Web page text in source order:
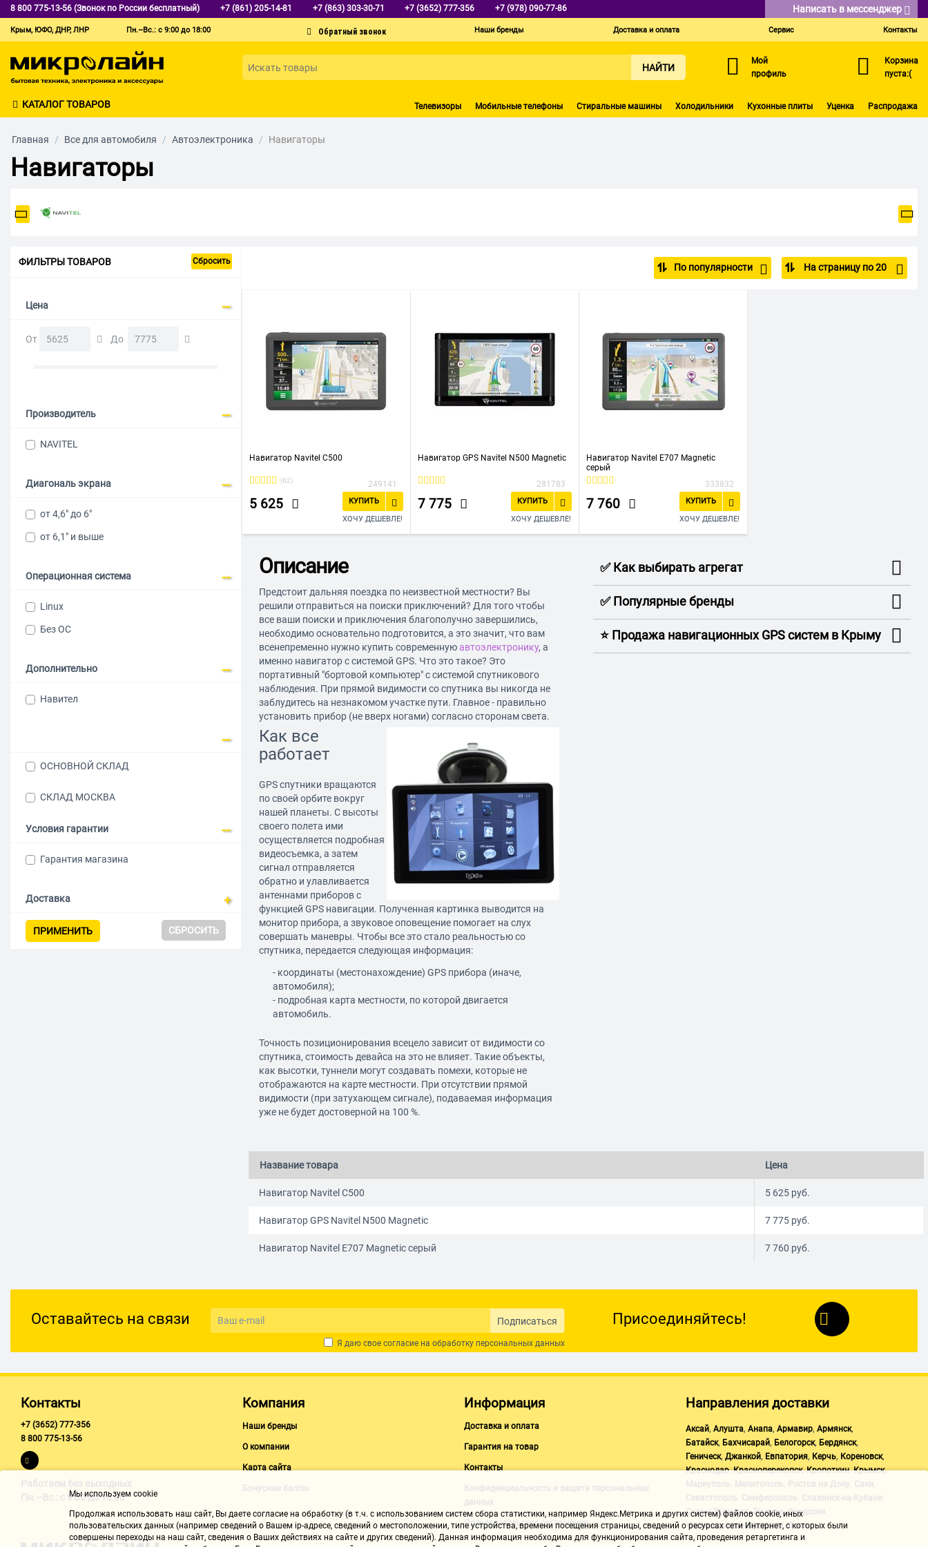
8 800 775-13-56 (Звонок по России бесплатный) +7 (861) 205-14-81 +7 (863) 303-30-71 +7 (3652) 777-356 +7 (978) 090-77-86 Написать в мессенджер
Крым, ЮФО, ДНР, ЛНР Пн.–Вс.: с 9:00 до 18:00 Наши бренды Доставка и оплата Сервис Контакты
НАЙТИ
Мой
профиль
Корзина
пуста:(
КАТАЛОГ ТОВАРОВ Телевизоры Мобильные телефоны Стиральные машины Холодильники Кухонные плиты Уценка Распродажа
Главная / Все для автомобиля / Автоэлектроника / Навигаторы
Навигаторы
ФИЛЬТРЫ ТОВАРОВ Сбросить
Цена
От До
Производитель
NAVITEL
Диагональ экрана
от 4,6" до 6"
от 6,1" и выше
Операционная система
Linux
Без ОС
Дополнительно
Навител
ОСНОВНОЙ СКЛАД
СКЛАД МОСКВА
Условия гарантии
Гарантия магазина
Доставка
ПРИМЕНИТЬ СБРОСИТЬ
По популярности На страницу по 20
Навигатор Navitel C500
(62) 249141
5 625
КУПИТЬ
ХОЧУ ДЕШЕВЛЕ!
Навигатор GPS Navitel N500 Magnetic
281783
7 775
КУПИТЬ
ХОЧУ ДЕШЕВЛЕ!
Навигатор Navitel E707 Magnetic
серый
333832
7 760
КУПИТЬ
ХОЧУ ДЕШЕВЛЕ!
Описание
Предстоит дальняя поездка по неизвестной местности? Вы
решили отправиться на поиски приключений? Для того чтобы
все ваши поиски и приключения благополучно завершились,
необходимо основательно подготовится, а это значит, что вам
всенепременно нужно купить современнуюавтоэлектронику, а
именно навигатор с системой GPS. Что это такое? Это
портативный "бортовой компьютер" с системой спутникового
наблюдения. При прямой видимости со спутника вы никогда не
заблудитесь на незнакомом участке пути. Главное - правильно
установить прибор (не вверх ногами) согласно сторонам света.
Как все
работает
GPS спутники вращаются
по своей орбите вокруг
нашей планеты. С высоты
своего полета ими
осуществляется подробная
видеосъемка, а затем
сигнал отправляется
обратно и улавливается
антеннами приборов с
функцией GPS навигации. Полученная картинка выводится на
монитор прибора, а звуковое оповещение помогает на слух
совершать маневры. Чтобы все это стало реальностью со
спутника, передается следующая информация:
- координаты (местонахождение) GPS прибора (иначе,
автомобиля);
- подробная карта местности, по которой двигается
автомобиль.
Точность позиционирования всецело зависит от видимости со
спутника, стоимость девайса на это не влияет. Такие объекты,
как высотки, туннели могут создавать помехи, которые не
отображаются на карте местности. При отсутствии прямой
видимости (при затухающем сигнале), подаваемая информация
уже не будет достоверной на 100 %.
✅ Как выбирать агрегат
✅ Популярные бренды
⭐️ Продажа навигационных GPS систем в Крыму
Название товара Цена
Навигатор Navitel C500 5 625 руб.
Навигатор GPS Navitel N500 Magnetic 7 775 руб.
Навигатор Navitel E707 Magnetic серый 7 760 руб.
Оставайтесь на связи Подписаться
Я даю свое согласие на обработку персональных данных
Присоединяйтесь!
Контакты
+7 (3652) 777-356
8 800 775-13-56
Работаем без выходных
Пн.–Вс.: с 9:00 до 18:00
Компания
Наши бренды
О компании
Карта сайта
Бонусные баллы
Информация
Доставка и оплата
Гарантия на товар
Контакты
Конфиденциальность и защита персональных
данных
Пользовательское соглашение
Направления доставки
Аксай, Алушта, Анапа, Армавир, Армянск,
Батайск, Бахчисарай, Белогорск, Бердянск,
Геническ, Джанкой, Евпатория, Керчь, Кореновск,
Краснодар,Красноперекопск,Кропоткин,Крымск,
Мариуполь Мелитополь Ростов на Дону Саки
Севастополь Симферополь Славянск-на-Кубани
Судак,Таганрог,Темрюк,Феодосия
Черноморское ,Щелкино,Ялта
Мы используем cookie
Продолжая использовать наш cайт, Вы даете согласие на обработку (в т.ч. с использованием систем сбора статистики, например Яндекс.Метрика и других систем) файлов cookie, иных
пользовательских данных (например сведений о Вашем ip-адресе, сведений о местоположении, типе устройства, времени посещения страницы, сведений о ресурсах сети Интернет, с которых были
совершены переходы на наш сайт, сведения о Ваших действиях на сайте и других сведений). Данная информация необходима для функционирования сайта, проведения ретаргетинга и